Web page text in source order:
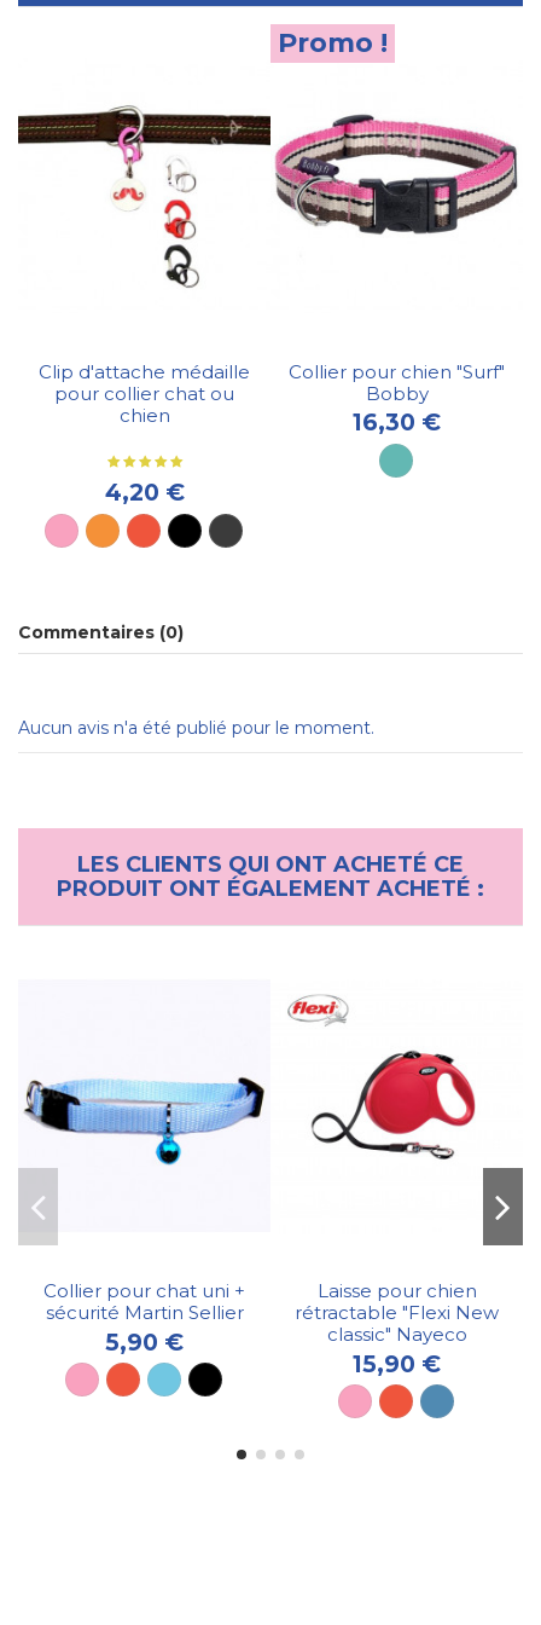
Clip d'attache médaille
pour collier chat ou
chien
4,20 €
Promo !
Collier pour chien "Surf"
Bobby
16,30 €
Commentaires (0)
Aucun avis n'a été publié pour le moment.
LES CLIENTS QUI ONT ACHETÉ CE
PRODUIT ONT ÉGALEMENT ACHETÉ :
Collier pour chat uni +
sécurité Martin Sellier
5,90 €
Laisse pour chien
rétractable "Flexi New
classic" Nayeco
15,90 €